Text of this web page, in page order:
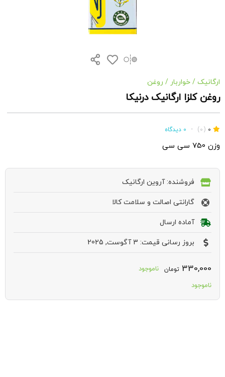
ارگانیک / خواربار / روغن
روغن کلزا ارگانیک درنیکا
0
(0)
• 0 دیدگاه
وزن 750 سی سی
فروشنده: آروین ارگانیک
گارانتی اصالت و سلامت کالا
آماده ارسال
بروز رسانی قیمت: 3 آگوست, 2025
330,000 تومان
ناموجود
ناموجود